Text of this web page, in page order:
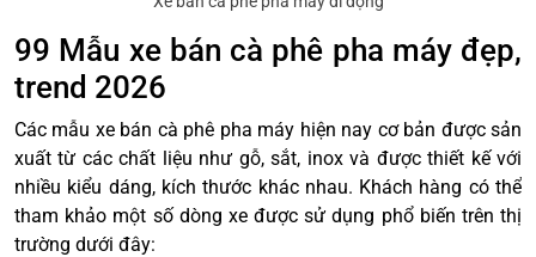
99 Mẫu xe bán cà phê pha máy đẹp,
trend 2026
Các mẫu xe bán cà phê pha máy hiện nay cơ bản được sản
xuất từ các chất liệu như gỗ, sắt, inox và được thiết kế với
nhiều kiểu dáng, kích thước khác nhau. Khách hàng có thể
tham khảo một số dòng xe được sử dụng phổ biến trên thị
trường dưới đây: